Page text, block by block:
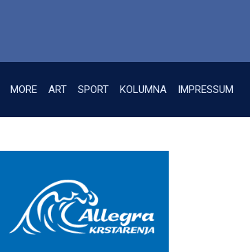
MORE ART SPORT KOLUMNA IMPRESSUM